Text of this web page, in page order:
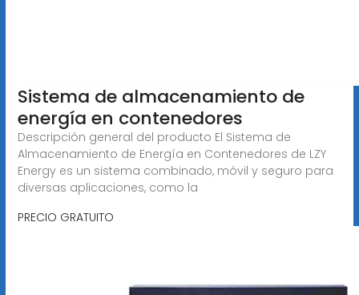
Sistema de almacenamiento de
energía en contenedores
Descripción general del producto El Sistema de
Almacenamiento de Energía en Contenedores de LZY
Energy es un sistema combinado, móvil y seguro para
diversas aplicaciones, como la
PRECIO GRATUITO